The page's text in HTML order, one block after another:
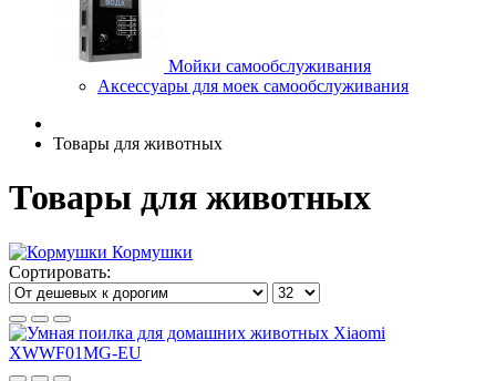
Мойки самообслуживания
Аксессуары для моек самообслуживания
Товары для животных
Товары для животных
Кормушки
Сортировать: